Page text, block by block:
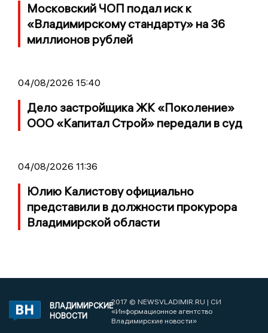
Московский ЧОП подал иск к
«Владимирскому стандарту» на 36
миллионов рублей
04/08/2026 15:40
Дело застройщика ЖК «Поколение»
ООО «Капитал Строй» передали в суд
04/08/2026 11:36
Юлию Калистову официально
представили в должности прокурора
Владимирской области
ВЛАДИМИРСКИЕ
НОВОСТИ
2017 © NEWSVLADIMIR.RU | СИ
«Информационное агентство
Владимирские новости»